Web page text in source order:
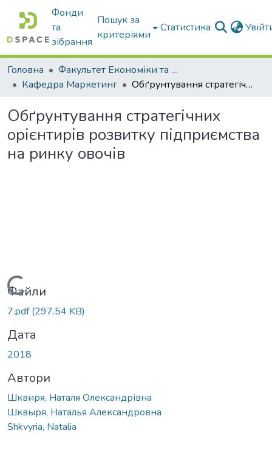
Фонди
та
зібрання
Пошук за
критеріями
Статистика
Головна
Факультет Економіки та бізнесу
Кафедра Маркетинг
Обґрунтування стратегічних орієнтирів розвитку підприємства на ринку овочів
Обґрунтування стратегічних
орієнтирів розвитку підприємства
на ринку овочів
Вантажиться...
Файли
7.pdf(297.54 KB)
Дата
2018
Автори
Шквиря, Наталя Олександрівна
Шквыря, Наталья Александровна
Shkvyria, Natalia